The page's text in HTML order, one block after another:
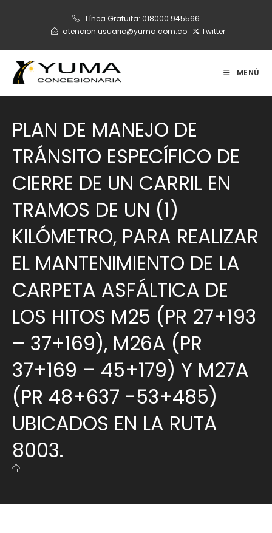
Línea Gratuita: 018000 945566
atencion.usuario@yuma.com.co
Twitter
MENÚ
PLAN DE MANEJO DE
TRÁNSITO ESPECÍFICO DE
CIERRE DE UN CARRIL EN
TRAMOS DE UN (1)
KILÓMETRO, PARA REALIZAR
EL MANTENIMIENTO DE LA
CARPETA ASFÁLTICA DE
LOS HITOS M25 (PR 27+193
– 37+169), M26A (PR
37+169 – 45+179) Y M27A
(PR 48+637 -53+485)
UBICADOS EN LA RUTA
8003.